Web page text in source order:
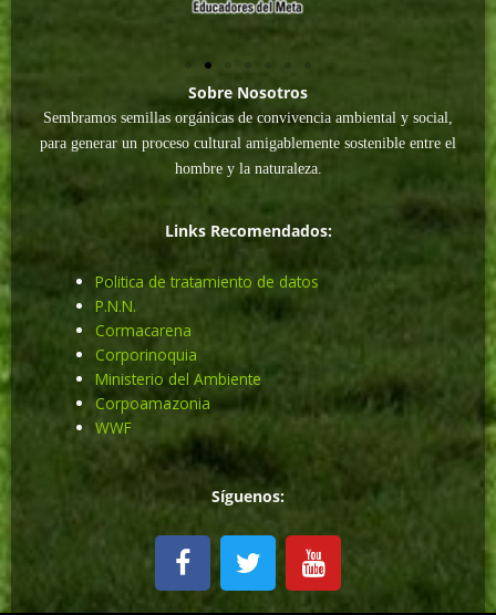
Sobre Nosotros
Sembramos semillas orgánicas de convivencia ambiental y social,
para generar un proceso cultural amigablemente sostenible entre el
hombre y la naturaleza.
Links Recomendados:
Politica de tratamiento de datos
P.N.N.
Cormacarena
Corporinoquia
Ministerio del Ambiente
Corpoamazonia
WWF
Síguenos:
F
a
c
T
w
i
Y
o
u